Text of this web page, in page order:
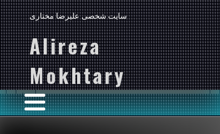
سایت شخصی علیرضا مختاری
Alireza
Mokhtary